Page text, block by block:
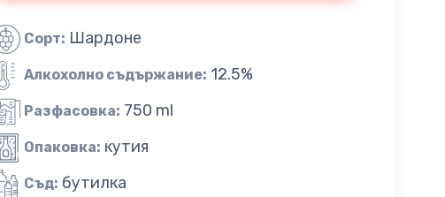
Сорт: Шардоне
Алкохолно съдържание: 12.5%
Разфасовка: 750 ml
Опаковка: кутия
Съд: бутилка